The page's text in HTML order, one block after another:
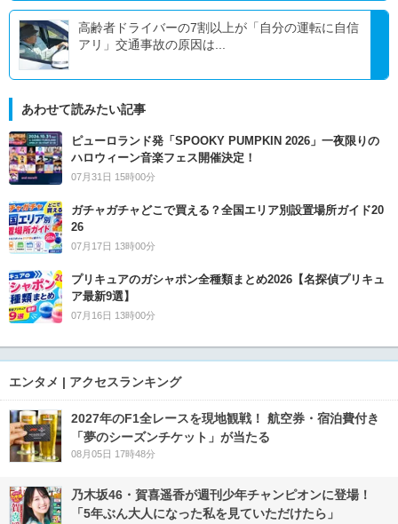
高齢者ドライバーの7割以上が「自分の運転に自信
アリ」交通事故の原因は...
あわせて読みたい記事
ピューロランド発「SPOOKY PUMPKIN 2026」一夜限りの
ハロウィーン音楽フェス開催決定！
07月31日 15時00分
ガチャガチャどこで買える？全国エリア別設置場所ガイド20
26
07月17日 13時00分
プリキュアのガシャポン全種類まとめ2026【名探偵プリキュ
ア最新9選】
07月16日 13時00分
エンタメ | アクセスランキング
2027年のF1全レースを現地観戦！ 航空券・宿泊費付き
「夢のシーズンチケット」が当たる
08月05日 17時48分
乃木坂46・賀喜遥香が週刊少年チャンピオンに登場！
「5年ぶん大人になった私を見ていただけたら」